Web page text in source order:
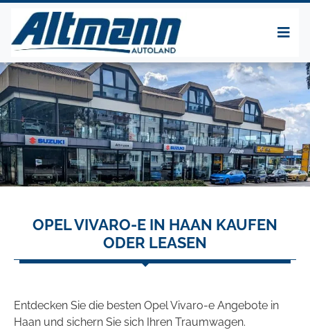
OPEL VIVARO-E IN HAAN KAUFEN
ODER LEASEN
Entdecken Sie die besten Opel Vivaro-e Angebote in
Haan und sichern Sie sich Ihren Traumwagen.